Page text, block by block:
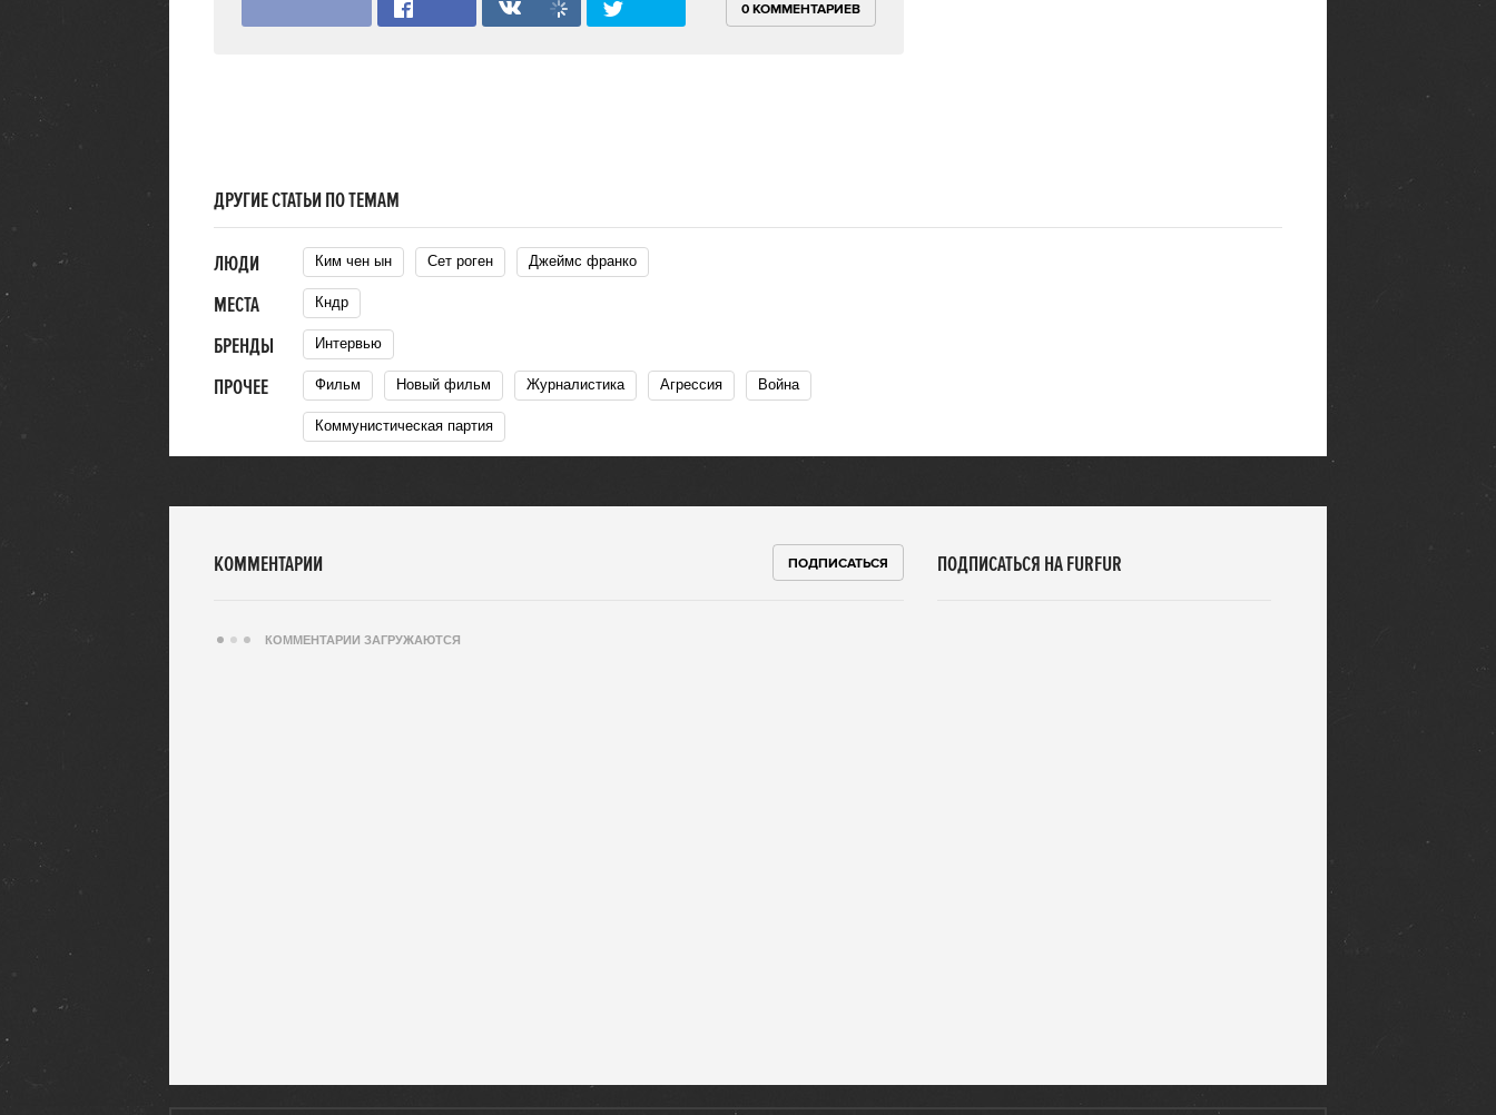
0 КОММЕНТАРИЕВ
ДРУГИЕ СТАТЬИ ПО ТЕМАМ
ЛЮДИ Ким чен ын Сет роген Джеймс франко
МЕСТА Кндр
БРЕНДЫ Интервью
ПРОЧЕЕ Фильм Новый фильм Журналистика Агрессия Война
Коммунистическая партия
КОММЕНТАРИИ ПОДПИСАТЬСЯ
КОММЕНТАРИИ ЗАГРУЖАЮТСЯ
ПОДПИСАТЬСЯ НА FURFUR